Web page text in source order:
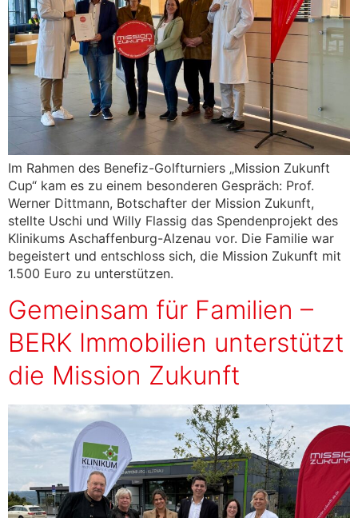
Im Rahmen des Benefiz-Golfturniers „Mission Zukunft
Cup“ kam es zu einem besonderen Gespräch: Prof.
Werner Dittmann, Botschafter der Mission Zukunft,
stellte Uschi und Willy Flassig das Spendenprojekt des
Klinikums Aschaffenburg-Alzenau vor. Die Familie war
begeistert und entschloss sich, die Mission Zukunft mit
1.500 Euro zu unterstützen.
Gemeinsam für Familien –
BERK Immobilien unterstützt
die Mission Zukunft